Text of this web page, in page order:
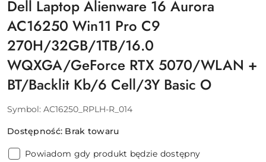
Dell Laptop Alienware 16 Aurora
AC16250 Win11 Pro C9
270H/32GB/1TB/16.0
WQXGA/GeForce RTX 5070/WLAN +
BT/Backlit Kb/6 Cell/3Y Basic O
Symbol: AC16250_RPLH-R_014
Dostępność: Brak towaru
Powiadom gdy produkt będzie dostępny